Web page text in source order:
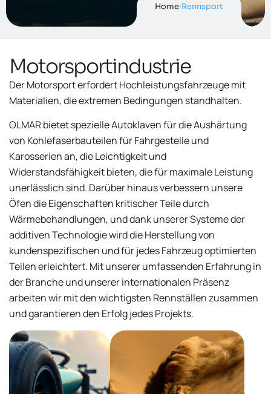
Home/Rennsport
Motorsportindustrie
Der Motorsport erfordert Hochleistungsfahrzeuge mit
Materialien, die extremen Bedingungen standhalten.
OLMAR bietet spezielle Autoklaven für die Aushärtung
von Kohlefaserbauteilen für Fahrgestelle und
Karosserien an, die Leichtigkeit und
Widerstandsfähigkeit bieten, die für maximale Leistung
unerlässlich sind. Darüber hinaus verbessern unsere
Öfen die Eigenschaften kritischer Teile durch
Wärmebehandlungen, und dank unserer Systeme der
additiven Technologie wird die Herstellung von
kundenspezifischen und für jedes Fahrzeug optimierten
Teilen erleichtert. Mit unserer umfassenden Erfahrung in
der Branche und unserer internationalen Präsenz
arbeiten wir mit den wichtigsten Rennställen zusammen
und garantieren den Erfolg jedes Projekts.